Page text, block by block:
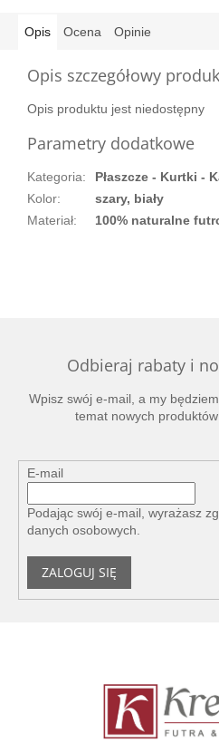
Opis Ocena Opinie
Opis szczegółowy
Opis produktu jest niedostępny
Parametry dodatkowe
Kategoria:
Płaszcze - Kurtki -
Kolor:
szary, biały
Materiał: 100% naturalne
Odbieraj rabaty i
Wpisz swój e-mail, a my
temat nowych
E-mail
Podając swój e-mail, wyrażasz
danych osobowych.
ZALOGUJ SIĘ